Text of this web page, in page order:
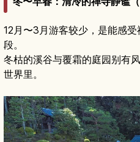
12月〜3月游客较少，是能感
段。
冬枯的溪谷与覆霜的庭园别有
世界里。